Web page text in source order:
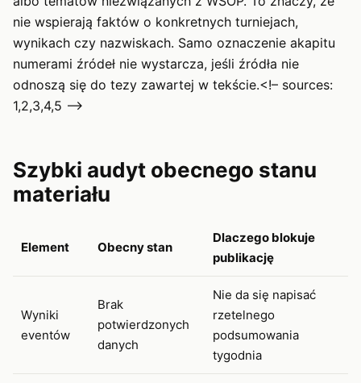
nie wspierają faktów o konkretnych turniejach,
wynikach czy nazwiskach. Samo oznaczenie akapitu
numerami źródeł nie wystarcza, jeśli źródła nie
odnoszą się do tezy zawartej w tekście.<!– sources:
1,2,3,4,5 –>
Szybki audyt obecnego stanu
materiału
Element Obecny stan
Dlaczego blokuje
publikację
Wyniki
eventów
Brak
potwierdzonych
danych
Nie da się napisać
rzetelnego
podsumowania
tygodnia